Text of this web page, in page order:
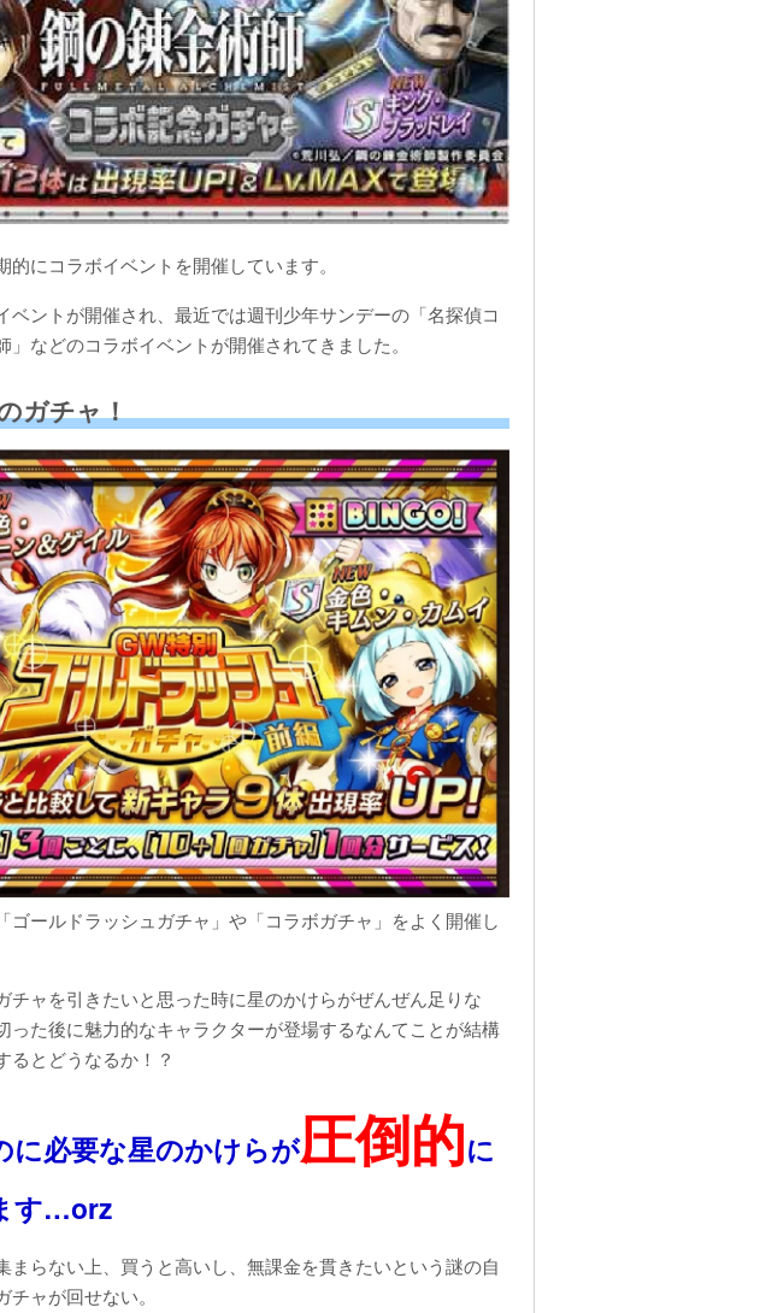
にコラボイベントを開催しています。
ベントが開催され、最近では週刊少年サンデーの「名探偵コ
などのコラボイベントが開催されてきました。
ガチャ！
ゴールドラッシュガチャ」や「コラボガチャ」をよく開催し
チャを引きたいと思った時に星のかけらがぜんぜん足りな
た後に魅力的なキャラクターが登場するなんてことが結構
るとどうなるか！？
に必要な星のかけらが圧倒的に
す…orz
まらない上、買うと高いし、無課金を貫きたいという謎の自
ャが回せない。